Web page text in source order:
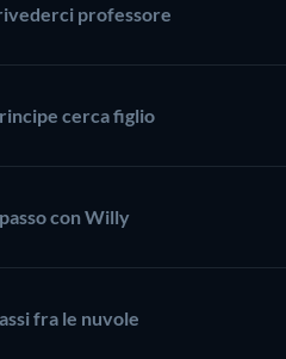
professore
cerca figlio
con Willy
fra le nuvole